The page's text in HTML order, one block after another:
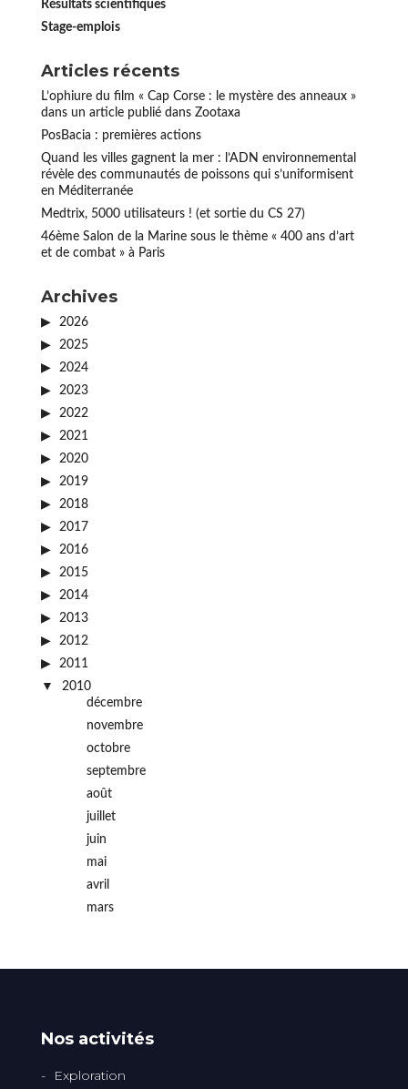
Résultats scientifiques
Stage-emplois
Articles récents
L’ophiure du film « Cap Corse : le mystère des anneaux »
dans un article publié dans Zootaxa
PosBacia : premières actions
Quand les villes gagnent la mer : l’ADN environnemental
révèle des communautés de poissons qui s’uniformisent
en Méditerranée
Medtrix, 5000 utilisateurs ! (et sortie du CS 27)
46ème Salon de la Marine sous le thème « 400 ans d’art
et de combat » à Paris
Archives
2026
2025
2024
2023
2022
2021
2020
2019
2018
2017
2016
2015
2014
2013
2012
2011
2010
décembre
novembre
octobre
septembre
août
juillet
juin
mai
avril
mars
Nos activités
Exploration